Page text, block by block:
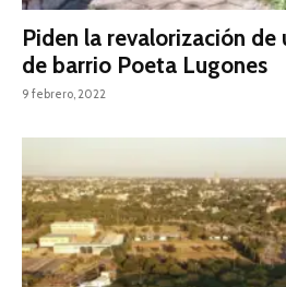
Piden la revalorización de
de barrio Poeta Lugones
9 febrero, 2022